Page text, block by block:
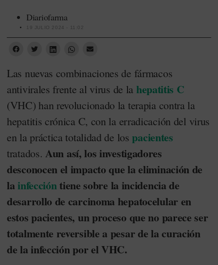
Diariofarma
19 JULIO 2024 - 11:02
Las nuevas combinaciones de fármacos
antivirales frente al virus de la hepatitis C
(VHC) han revolucionado la terapia contra la
hepatitis crónica C, con la erradicación del virus
en la práctica totalidad de lospacientes
tratados. Aun así, los investigadores
desconocen el impacto que la eliminación de
lainfeccióntiene sobre la incidencia de
desarrollo de carcinoma hepatocelular en
estos pacientes, un proceso que no parece ser
totalmente reversible a pesar de la curación
de la infección por el VHC.